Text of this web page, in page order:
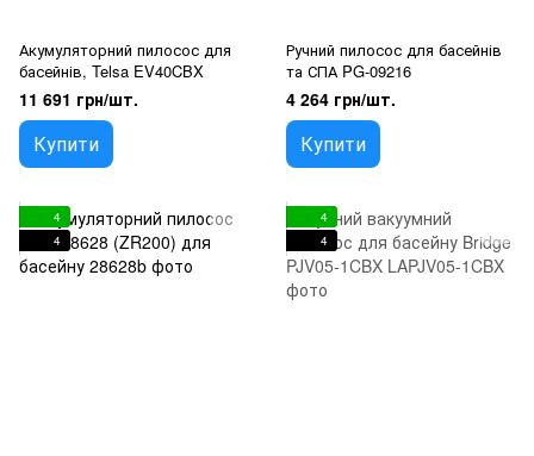
Акумуляторний пилосос для
басейнів, Telsa EV40CBX
11 691 грн/шт.
Купити
Ручний пилосос для басейнів
та СПА PG-09216
4 264 грн/шт.
Купити
4
4
4
4